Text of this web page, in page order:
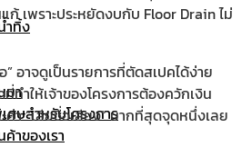
ำทิ้ง
มา
ศษสำหรับโครงการ
าของเรา
เพราะประหยัดงบกับ Floor Drain ไม่
อาจดูเป็นรายการที่ตัดสเปคได้ง่าย
ำให้เจ้าของโครงการต้องควักเงิน
ค่า “เสียชื่อเสียง” มากที่สุดจุดหนึ่งเลย